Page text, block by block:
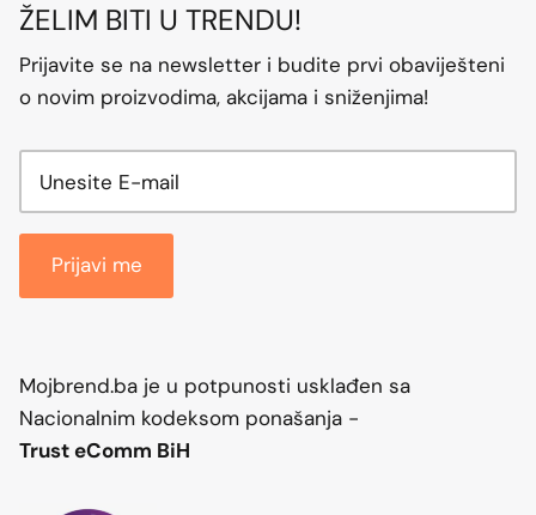
ŽELIM BITI U TRENDU!
Prijavite se na newsletter i budite prvi obaviješteni
o novim proizvodima, akcijama i sniženjima!
Prijavi me
Mojbrend.ba je u potpunosti usklađen sa
Nacionalnim kodeksom ponašanja -
Trust eComm BiH